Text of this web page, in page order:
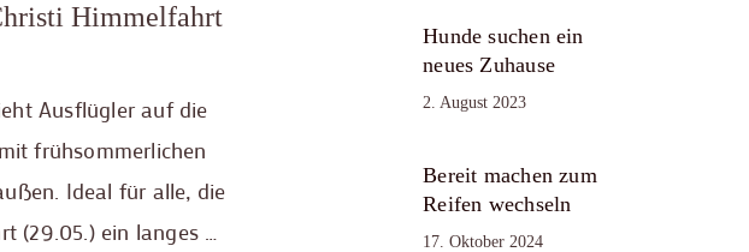
Himmelfahrt
Ausflügler auf die
frühsommerlichen
Ideal für alle, die
(29.05.) ein langes …
Hunde suchen ein
neues Zuhause
2. August 2023
Bereit machen zum
Reifen wechseln
17. Oktober 2024